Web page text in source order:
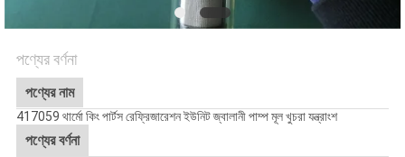
পণ্যের বর্ণনা
পণ্যের নাম
417059 থার্মো কিং পার্টস রেফ্রিজারেশন ইউনিট জ্বালানী পাম্প মূল খুচরা যন্ত্রাংশ
পণ্যের বর্ণনা